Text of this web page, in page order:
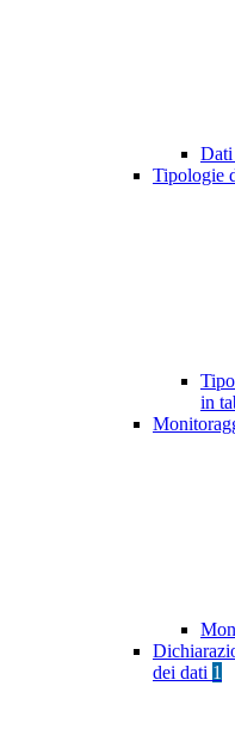
Dati
Tipologie
in
dei dati 1